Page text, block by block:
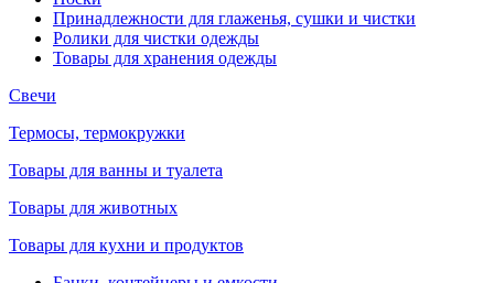
Принадлежности для глаженья, сушки и чистки
Ролики для чистки одежды
Товары для хранения одежды
Свечи
Термосы, термокружки
Товары для ванны и туалета
Товары для животных
Товары для кухни и продуктов